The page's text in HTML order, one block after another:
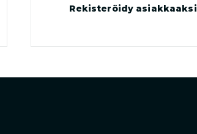
Rekisteröidy asiakkaaksi